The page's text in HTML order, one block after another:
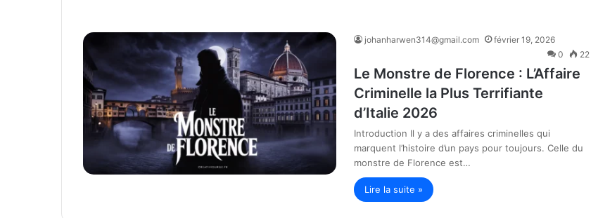
johanharwen314@gmail.com
février 19, 2026
0
22
Le Monstre de Florence : L’Affaire
Criminelle la Plus Terrifiante
d’Italie 2026
Introduction Il y a des affaires criminelles qui
marquent l’histoire d’un pays pour toujours. Celle du
monstre de Florence est…
Lire la suite »